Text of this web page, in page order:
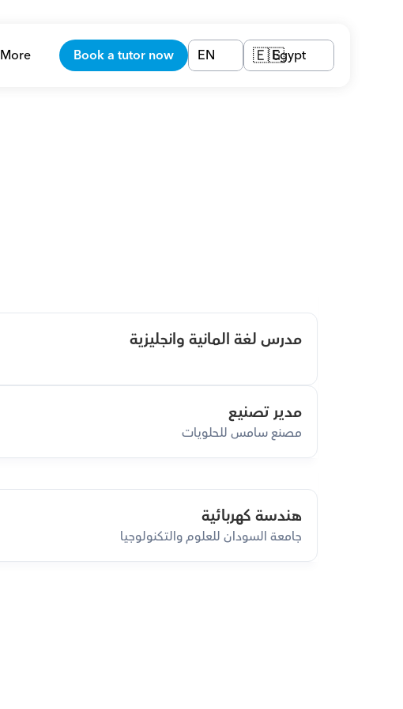
More Book a tutor now EN 🇪🇬Egypt
مدرس لغة المانية وانجليزية
مدير تصنيع
مصنع سامس للحلويات
هندسة كهربائية
جامعة السودان للعلوم والتكنولوجيا